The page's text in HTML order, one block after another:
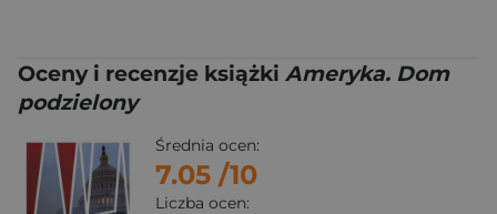
Oceny i recenzje książki Ameryka. Dom
podzielony
Średnia ocen:
7.05 /10
Liczba ocen: